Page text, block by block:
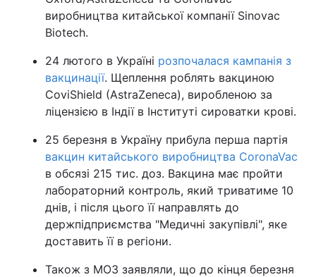
виробництва китайської компанії Sinovac
Biotech.
24 лютого в Україні розпочалася кампанія з
вакцинації. Щеплення роблять вакциною
CoviShield (AstraZeneca), виробленою за
ліцензією в Індії в Інституті сироватки крові.
25 березня в Україну прибула перша партія
вакцин китайського виробництва CoronaVac
в обсязі 215 тис. доз. Вакцина має пройти
лабораторний контроль, який триватиме 10
днів, і після цього її направлять до
держпідприємства "Медичні закупівлі", яке
доставить її в регіони.
Також з МОЗ заявляли, що до кінця березня